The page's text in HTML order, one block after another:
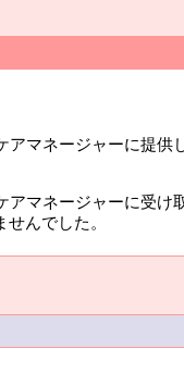
マネージャーに提供
マネージャーに受
んでした。